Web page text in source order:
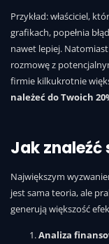
Przykład: właściciel,
grafikach, popełnia
nawet lepiej. Natomiast
rozmowę z
firmie kilkukrotnie
należeć do Twoich
Jak znaleźć
Największym
jest sama teoria, ale
generują większość
Analiza